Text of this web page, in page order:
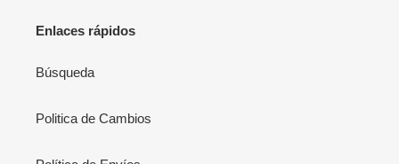
Enlaces rápidos
Búsqueda
Politica de Cambios